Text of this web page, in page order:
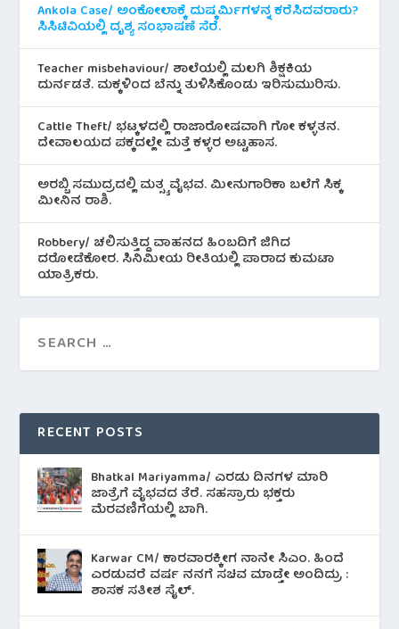
Ankola Case/ ಅಂಕೋಲಾಕ್ಕೆ ದುಷ್ಕರ್ಮಿಗಳನ್ನ ಕರೆಸಿದವರಾರು?
ಸಿಸಿಟಿವಿಯಲ್ಲಿ ದೃಶ್ಯ ಸಂಭಾಷಣೆ ಸೆರೆ.
Teacher misbehaviour/ ಶಾಲೆಯಲ್ಲಿ ಮಲಗಿ ಶಿಕ್ಷಕಿಯ
ದುರ್ನಡತೆ. ಮಕ್ಕಳಿಂದ ಬೆನ್ನು ತುಳಿಸಿಕೊಂಡು ಇರಿಸುಮುರಿಸು.
Cattle Theft/ ಭಟ್ಕಳದಲ್ಲಿ ರಾಜಾರೋಷವಾಗಿ ಗೋ ಕಳ್ಳತನ.
ದೇವಾಲಯದ ಪಕ್ಕದಲ್ಲೇ ಮತ್ತೆ ಕಳ್ಳರ ಅಟ್ಟಹಾಸ.
ಅರಬ್ಬಿ ಸಮುದ್ರದಲ್ಲಿ ಮತ್ಸ್ಯ ವೈಭವ. ಮೀನುಗಾರಿಕಾ ಬಲೆಗೆ ಸಿಕ್ಕ
ಮೀನಿನ‌ ರಾಶಿ.
Robbery/ ಚಲಿಸುತ್ತಿದ್ದ ವಾಹನದ ಹಿಂಬದಿಗೆ ಜಿಗಿದ
ದರೋಡೆಕೋರ. ಸಿನಿಮೀಯ ರೀತಿಯಲ್ಲಿ ಪಾರಾದ ಕುಮಟಾ
ಯಾತ್ರಿಕರು.
RECENT POSTS
Bhatkal Mariyamma/ ಎರಡು ದಿನಗಳ ಮಾರಿ
ಜಾತ್ರೆಗೆ ವೈಭವದ ತೆರೆ. ಸಹಸ್ರಾರು ಭಕ್ತರು
ಮೆರವಣಿಗೆಯಲ್ಲಿ ಬಾಗಿ.
Karwar CM/ ಕಾರವಾರಕ್ಕೀಗ ನಾನೇ ಸಿಎಂ. ಹಿಂದೆ
ಎರಡುವರೆ ವರ್ಷ ನನಗೆ ಸಚಿವ ಮಾಡ್ತೇ ಅಂದಿದ್ರು :
ಶಾಸಕ ಸತೀಶ ಸೈಲ್.